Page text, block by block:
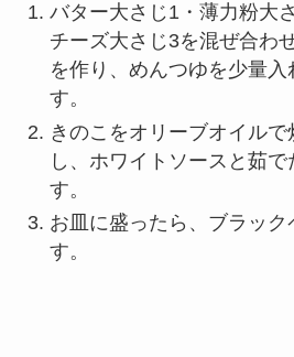
バター大さじ1・薄力粉大
チーズ大さじ3を混ぜ合わ
を作り、めんつゆを少量入
す。
きのこをオリーブオイル
し、ホワイトソースと茹で
す。
お皿に盛ったら、ブラック
す。